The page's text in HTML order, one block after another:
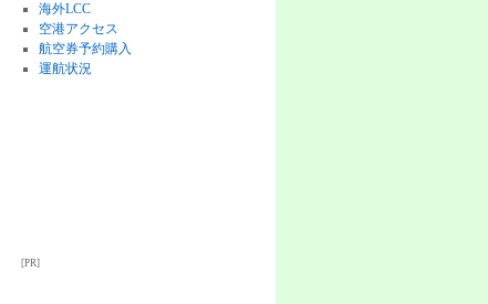
海外LCC
空港アクセス
航空券予約購入
運航状況
[PR]